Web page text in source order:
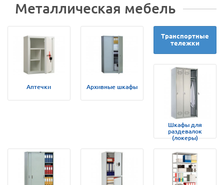
Металлическая мебель
Аптечки Архивные шкафы
Транспортные
тележки
Шкафы для
раздевалок
(локеры)